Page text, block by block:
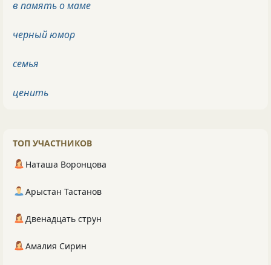
в память о маме
черный юмор
семья
ценить
ТОП УЧАСТНИКОВ
Наташа Воронцова
Арыстан Тастанов
Двенадцать струн
Амалия Сирин